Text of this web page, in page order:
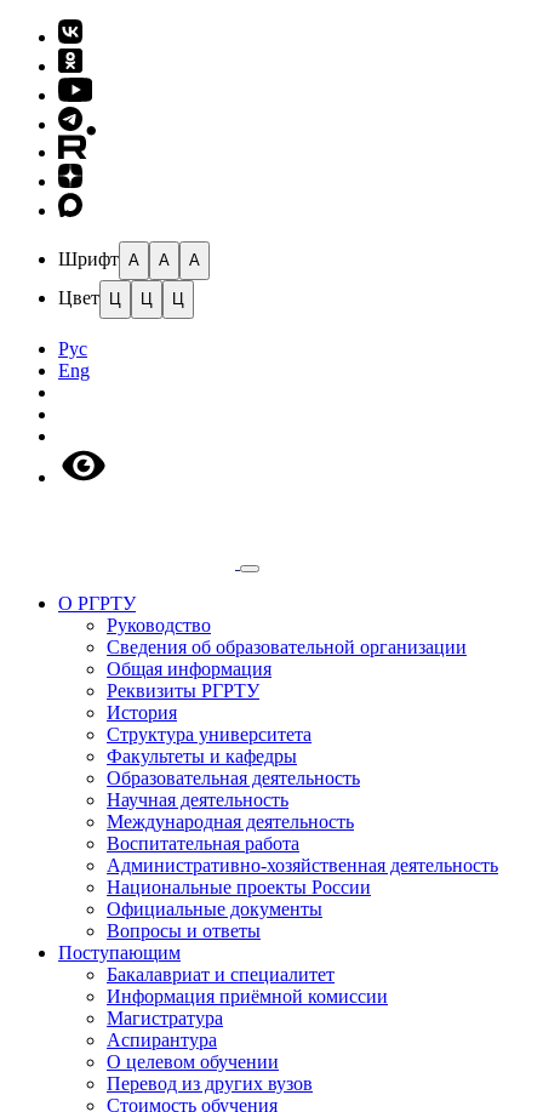
Шрифт A A A
Цвет Ц Ц Ц
Рус
Eng
О РГРТУ
Руководство
Сведения об образовательной организации
Общая информация
Реквизиты РГРТУ
История
Структура университета
Факультеты и кафедры
Образовательная деятельность
Научная деятельность
Международная деятельность
Воспитательная работа
Административно-хозяйственная деятельность
Национальные проекты России
Официальные документы
Вопросы и ответы
Поступающим
Бакалавриат и специалитет
Информация приёмной комиссии
Магистратура
Аспирантура
О целевом обучении
Перевод из других вузов
Стоимость обучения